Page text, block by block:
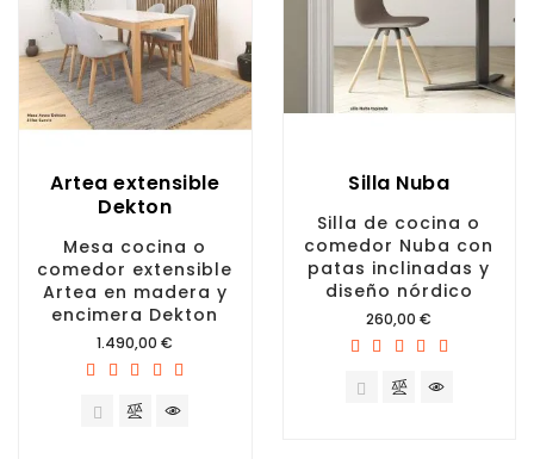
Artea extensible
Dekton
Mesa cocina o
comedor extensible
Artea en madera y
encimera Dekton
Precio
1.490,00 €
Silla Nuba
Silla de cocina o
comedor Nuba con
patas inclinadas y
diseño nórdico
Precio
260,00 €